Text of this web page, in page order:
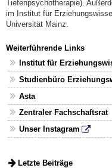
Tiefenpsychotherapie).
im Institut für
Universität Mainz.
Weiterführende Links
Institut für
Studienbüro
Asta
Zentraler Fachschaftsrat
Unser Instagram
Letzte Beiträge